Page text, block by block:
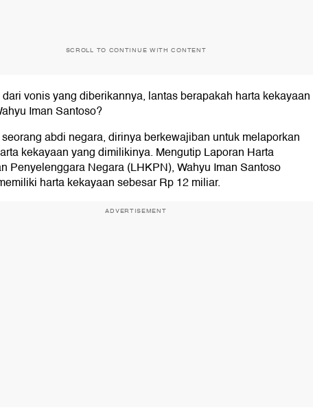
SCROLL TO CONTINUE WITH CONTENT
vonis yang diberikannya, lantas berapakah harta kekayaan
Iman Santoso?
abdi negara, dirinya berkewajiban untuk melaporkan
kekayaan yang dimilikinya. Mengutip Laporan Harta
Penyelenggara Negara (LHKPN), Wahyu Iman Santoso
harta kekayaan sebesar Rp 12 miliar.
ADVERTISEMENT